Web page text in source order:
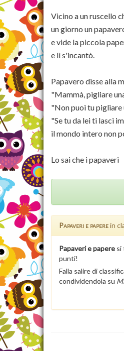
Vicino a un ruscello
un giorno un
e vide la piccola
e lì s'incantò.
Papavero disse alla
"Mammà, pigliare
"Non puoi tu pigliare
"Se tu da lei ti lasci
il mondo intero non
Lo sai che i papaveri
Papaveri e paperein
Papaveri e papere si
punti!
Falla salire di
condividendola su